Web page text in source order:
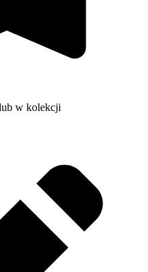
w kolekcji